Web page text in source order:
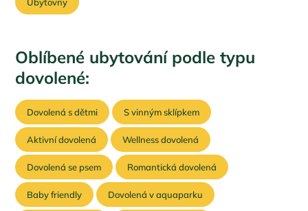
Oblíbené ubytování podle typu
dovolené:
Dovolená s dětmi S vinným sklípkem
Aktivní dovolená Wellness dovolená
Dovolená se psem Romantická dovolená
Baby friendly Dovolená v aquaparku